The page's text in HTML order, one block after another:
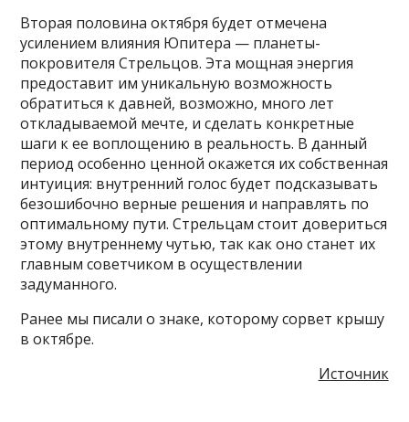
Вторая половина октября будет отмечена
усилением влияния Юпитера — планеты-
покровителя Стрельцов. Эта мощная энергия
предоставит им уникальную возможность
обратиться к давней, возможно, много лет
откладываемой мечте, и сделать конкретные
шаги к ее воплощению в реальность. В данный
период особенно ценной окажется их собственная
интуиция: внутренний голос будет подсказывать
безошибочно верные решения и направлять по
оптимальному пути. Стрельцам стоит довериться
этому внутреннему чутью, так как оно станет их
главным советчиком в осуществлении
задуманного.
Ранее мы писали о знаке, которому сорвет крышу
в октябре.
Источник